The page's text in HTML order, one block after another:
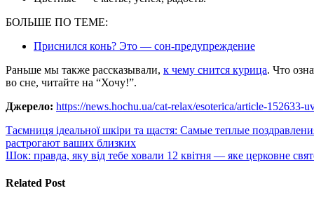
БОЛЬШЕ ПО ТЕМЕ:
Приснился конь? Это — сон-предупреждение
Раньше мы также рассказывали, к чему снится курица. Что
во сне, читайте на “Хочу!”.
Джерело: https://news.hochu.ua/cat-relax/esoterica/article-
Навигация
по
Таємниця ідеальної шкіри та щастя: Самые теплые
растрогают ваших близких
Шок: правда, яку від тебе ховали 12 квітня — яке церковне
Related Post